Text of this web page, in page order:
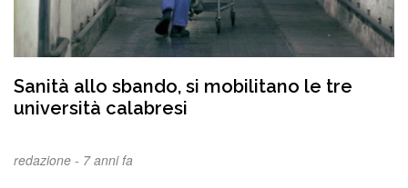
Sanità allo sbando, si mobilitano le tre
università calabresi
redazione - 7 anni fa